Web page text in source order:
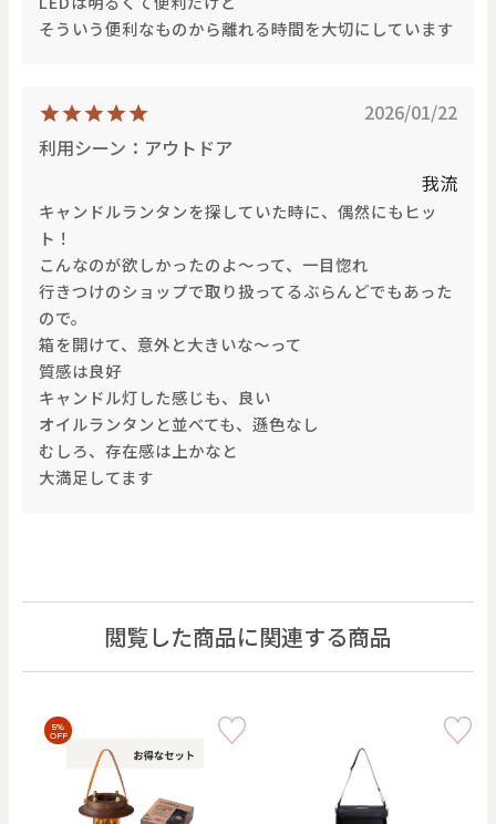
そういう便利なものから離れる時間を大切にしています
2026/01/22
利用シーン：アウトドア
我流
キャンドルランタンを探していた時に、偶然にもヒッ
ト！
こんなのが欲しかったのよ〜って、一目惚れ
行きつけのショップで取り扱ってるぶらんどでもあった
ので。
箱を開けて、意外と大きいな〜って
質感は良好
キャンドル灯した感じも、良い
オイルランタンと並べても、遜色なし
むしろ、存在感は上かなと
大満足してます
閲覧した商品に関連する商品
5%
OFF